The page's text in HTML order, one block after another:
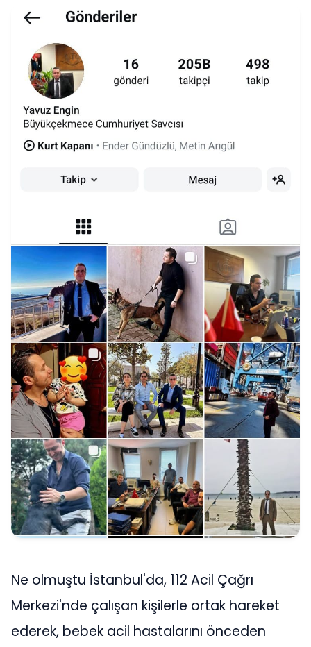
Ne olmuştu İstanbul'da, 112 Acil Çağrı
Merkezi'nde çalışan kişilerle ortak hareket
ederek, bebek acil hastalarını önceden